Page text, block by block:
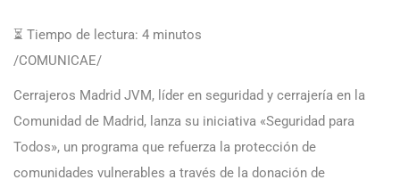
⏳ Tiempo de lectura: 4 minutos
/COMUNICAE/
Cerrajeros Madrid JVM, líder en seguridad y cerrajería en la
Comunidad de Madrid, lanza su iniciativa «Seguridad para
Todos», un programa que refuerza la protección de
comunidades vulnerables a través de la donación de